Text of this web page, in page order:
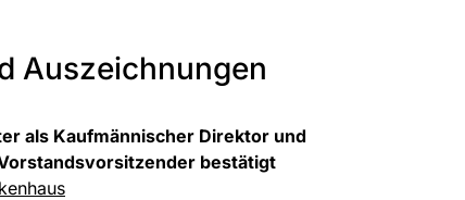
Auszeichnungen
als Kaufmännischer Direktor und
bestätigt